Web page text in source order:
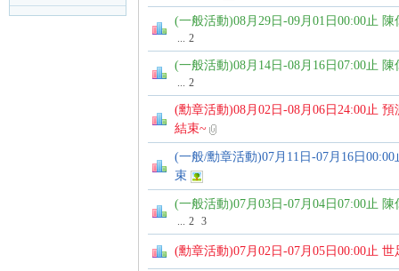
動討論區
(一般活動)08月29日-09月01日00:00止
... 2
(一般活動)08月14日-08月16日07:00止
... 2
(勳章活動)08月02日-08月06日24:00止
結束~
(一般/勳章活動)07月11日-07月16日
束
(一般活動)07月03日-07月04日07:00止
... 2 3
(勳章活動)07月02日-07月05日00:00止